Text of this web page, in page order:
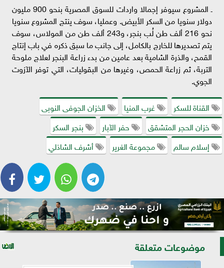
ـ المشروع سيوفر إجمالا واردات للسوق المصرية بنحو 900 مليون
دولار سنويا من السكر الأبيض. وعمليا، سوف ينتج المشروع سنويا
نحو 216 ألف طن لُب بنجر، و243 ألف طن من المولاس، سوف
يتم تصديرها للخارج بالكامل، إلى جانب ما سبق ذكره في باب إنتاج
القمح، والذرة الشامية بعد عامين من بدء زراعة البنجر لعلاج ملوحة
التربة، ثم زراعة الحمص، وغيرها من البقوليات، التي توفر الآزوت
الجوي.
القناة للسكر
غرب المنيا
الخزان الجوفى النوبى
خزان الحجر المتشقق
حفر الآبار
بنجر السكر
إسلام سالم
مجموعة الغرير أشرف الشاذلي
موضوعات متعلقة